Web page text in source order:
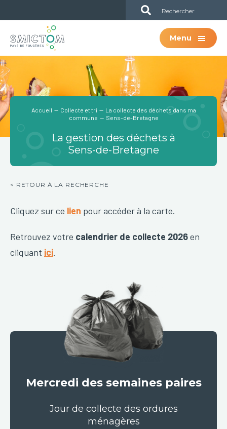
au
contenu
principal
à
barre
latérale
principale
Sub
Header
Menu
Accueil — Collecte et tri — La collecte des déchets dans ma
commune — Sens-de-Bretagne
La gestion des déchets à
Sens-de-Bretagne
< RETOUR À LA RECHERCHE
Cliquez sur ce lien pour accéder à la carte.
Retrouvez votre calendrier de collecte 2026en
cliquant ici.
Mercredi des semaines paires
Jour de collecte des ordures
ménagères